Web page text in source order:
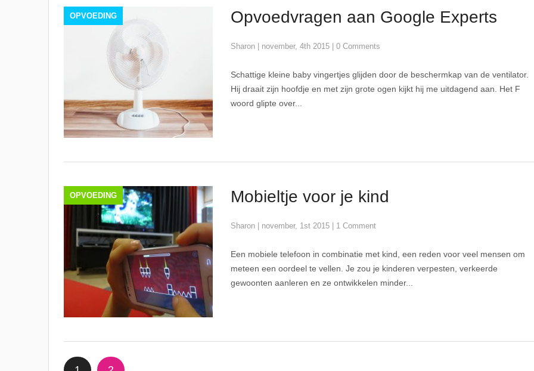
OPVOEDING Opvoedvragen aan Google Experts
Sharon november, 4th 2015 0 Comments
Schattige kleine baby vingertjes glijden door de beschermkap van de ventilator.
Hij draait zijn hoofdje en met zijn grote ogen kijkt hij me uitdagend aan. Het F
woord glipte over...
OPVOEDING Mobieltje voor je kind
Sharon november, 1st 2015 1 Comment
Een mobiele telefoon in combinatie met kind, een reden voor veel mensen om
meteen een oordeel te vellen. Je zou je kinderen verpesten, verkeerde
gewoonten aanleren en ze ontwikkelen minder...